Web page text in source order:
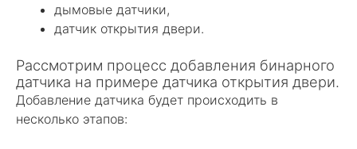
дымовые датчики,
датчик открытия двери.
Рассмотрим процесс добавления бинарного
датчика на примере датчика открытия двери.
Добавление датчика будет происходить в
несколько этапов: